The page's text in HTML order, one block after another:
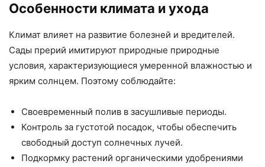
Особенности климата и ухода
Климат влияет на развитие болезней и вредителей.
Сады прерий имитируют природные природные
условия, характеризующиеся умеренной влажностью и
ярким солнцем. Поэтому соблюдайте:
Своевременный полив в засушливые периоды.
Контроль за густотой посадок, чтобы обеспечить
свободный доступ солнечных лучей.
Подкормку растений органическими удобрениями